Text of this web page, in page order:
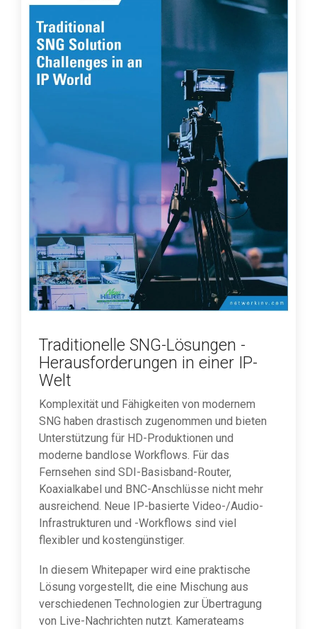
entscheidender Teil des Geschäfts eines jeden
Fernsehsenders. In unserer Welt der
Nachrichten, des Sports und der Live-Events ist
die Übertragung von Videos vom Ort des
Geschehens unerlässlich. Vorbei sind die
Zeiten, in denen ein Journalist nach dem Filmen
einer Geschichte ein Band zum Hauptquartier
transportieren musste, damit es in den
Abendnachrichten gesendet werden konnte.
Technologie und Digitalisierung haben den
Sendebetrieb verändert und die Möglichkeiten
der Rundfunkanstalten erweitert. All-IP
Newsgathering bietet eine flexible Lösung, die
zuverlässige Sendungen ermöglicht und die
Gesamtkosten senkt. Die Skalierbarkeit in
Bezug auf Geografie und Volumen wird durch
die IP-basierte Übertragung ebenfalls
die weltweite Verbreitung von Inhalten schafft.
Download der Broschüre
Traditionelle SNG-Lösungen -
Herausforderungen in einer IP-
Welt
Komplexität und Fähigkeiten von modernem
SNG haben drastisch zugenommen und bieten
Unterstützung für HD-Produktionen und
moderne bandlose Workflows. Für das
Fernsehen sind SDI-Basisband-Router,
Koaxialkabel und BNC-Anschlüsse nicht mehr
ausreichend. Neue IP-basierte Video-/Audio-
Infrastrukturen und -Workflows sind viel
flexibler und kostengünstiger.
In diesem Whitepaper wird eine praktische
Lösung vorgestellt, die eine Mischung aus
verschiedenen Technologien zur Übertragung
von Live-Nachrichten nutzt. Kamerateams